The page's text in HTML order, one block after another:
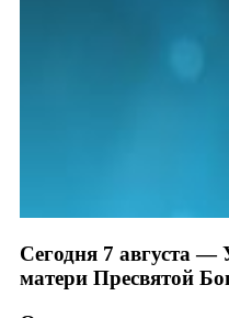
Сегодня 7 августа —
матери Пресвятой